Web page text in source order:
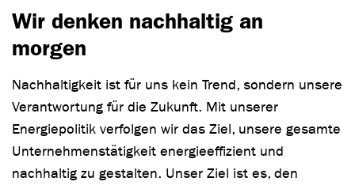
Wir denken nachhaltig an
morgen
Nachhaltigkeit ist für uns kein Trend, sondern unsere
Verantwortung für die Zukunft. Mit unserer
Energiepolitik verfolgen wir das Ziel, unsere gesamte
Unternehmenstätigkeit energieeffizient und
nachhaltig zu gestalten. Unser Ziel ist es, den